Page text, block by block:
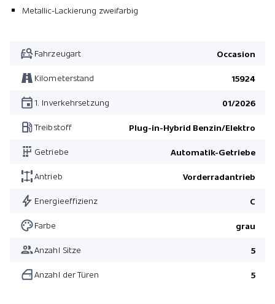
Metallic-Lackierung zweifarbig
Fahrzeugart Occasion
Kilometerstand 15924
1. Inverkehrsetzung 01/2026
Treibstoff Plug-in-Hybrid Benzin/Elektro
Getriebe Automatik-Getriebe
Antrieb Vorderradantrieb
Energieeffizienz C
Farbe grau
Anzahl Sitze 5
Anzahl der Türen 5